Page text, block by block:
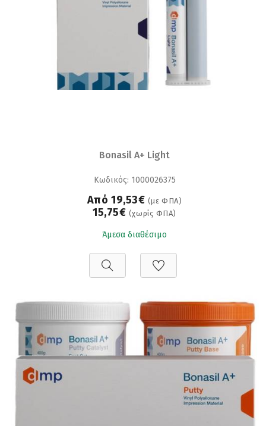
Bonasil A+ Light
Κωδικός: 1000026375
Από 19,53€ (με ΦΠΑ)
15,75€ (χωρίς ΦΠΑ)
Άμεσα διαθέσιμο